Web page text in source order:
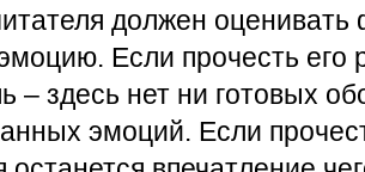
должен
Если прочесть его
– здесь нет ни готовых
эмоций. Если